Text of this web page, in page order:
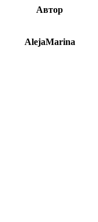
Автор
AlejaMarina